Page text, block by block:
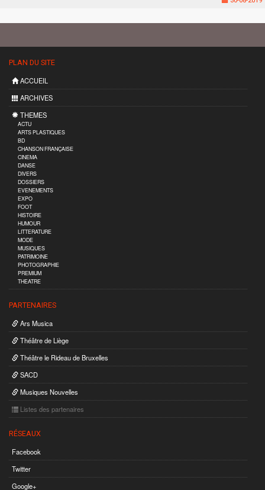
PLAN DU SITE
ACCUEIL
ARCHIVES
THEMES
ACTU
ARTS PLASTIQUES
BD
CHANSON FRANÇAISE
CINEMA
DANSE
DIVERS
DOSSIERS
EVENEMENTS
EXPO
FOOT
HISTOIRE
HUMOUR
LITTERATURE
MODE
MUSIQUES
PATRIMOINE
PHOTOGRAPHIE
PREMIUM
THEATRE
PARTENAIRES
Ars Musica
Théâtre de Liège
Théâtre le Rideau de Bruxelles
SACD
Musiques Nouvelles
Listes des partenaires
RÉSEAUX
Facebook
Twitter
Google+